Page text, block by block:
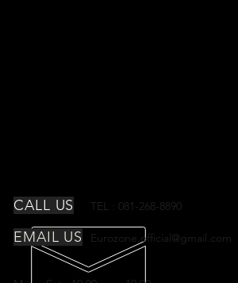
TEL : 081-268-8890
EMAIL US Eurozone.official@gmail.com
CALL US